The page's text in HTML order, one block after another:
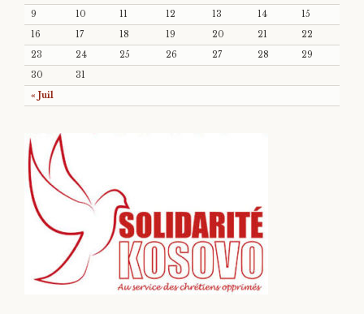
« Juil
9
10 11 12 13 14
15
16
17 18 19 20 21
22
23
24 25 26 27 28
29
30
31